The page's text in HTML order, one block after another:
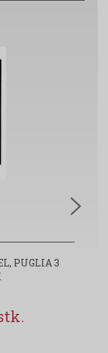
PUGLIA 3